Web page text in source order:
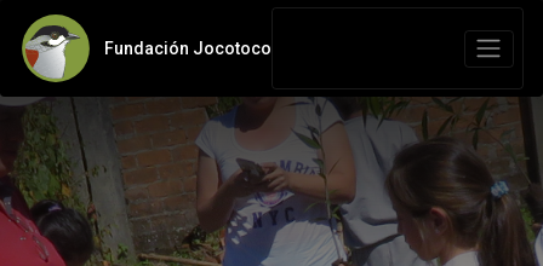
Fundación Jocotoco